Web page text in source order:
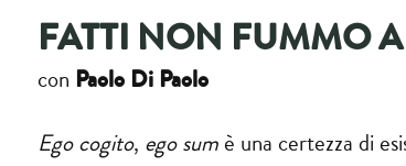
FATTI NON FUMMO
con Paolo Di Paolo
Ego cogito, ego sumè una certezza di